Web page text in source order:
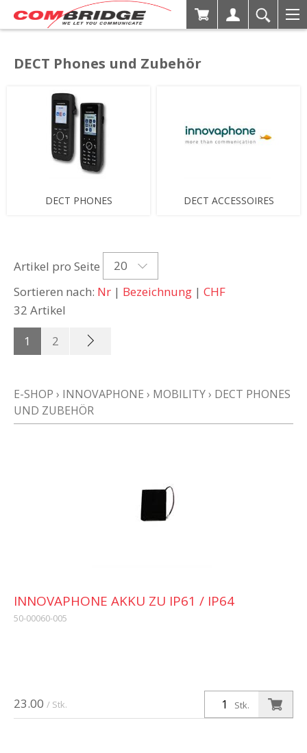
DECT Phones und Zubehör
DECT PHONES DECT ACCESSOIRES
Artikel pro Seite
20
Sortieren nach: Nr | Bezeichnung | CHF
32 Artikel
1
2
E-SHOP › INNOVAPHONE › MOBILITY› DECT PHONES
UND ZUBEHÖR
23.00 / Stk. Stk.
INNOVAPHONE AKKU ZU IP61 / IP64
50-00060-005